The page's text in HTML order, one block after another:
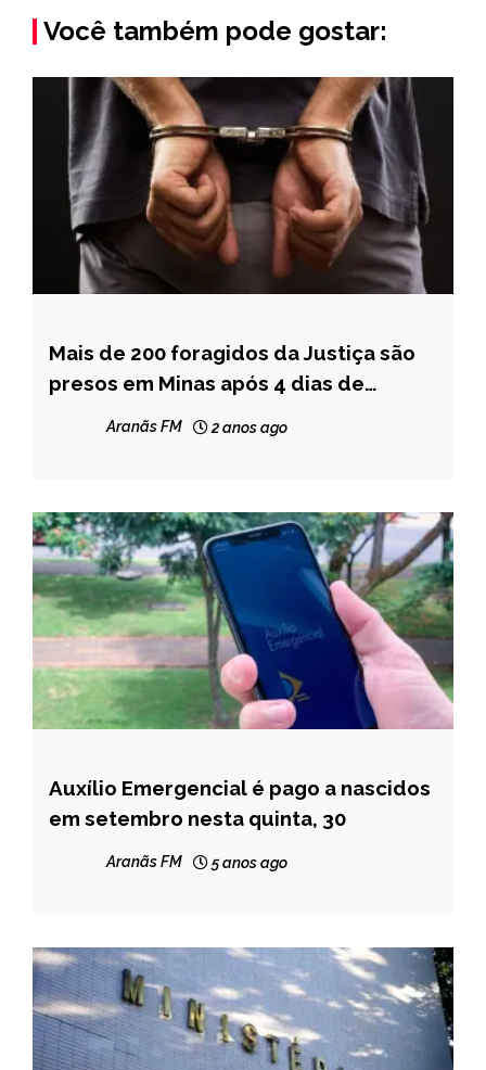
Você também pode gostar:
MINAS
GERAIS
NOTÍCIAS
Mais de 200 foragidos da Justiça são
presos em Minas após 4 dias de
Aranãs FM 2 anos ago
BRASIL
NOTÍCIAS
Auxílio Emergencial é pago a nascidos
em setembro nesta quinta, 30
Aranãs FM 5 anos ago